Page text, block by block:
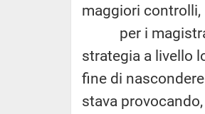
maggiori
per i magistrati,
strategia a livello
fine di
stava